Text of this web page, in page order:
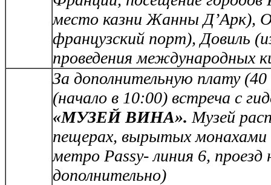
место казни Жанны Д’Арк),
французский порт), Довиль
проведения международных
За дополнительную плату (40
(начало в 10:00) встреча с
«МУЗЕЙ ВИНА». Музей
пещерах, вырытых монахами
метро Passy- линия 6,
дополнительно)